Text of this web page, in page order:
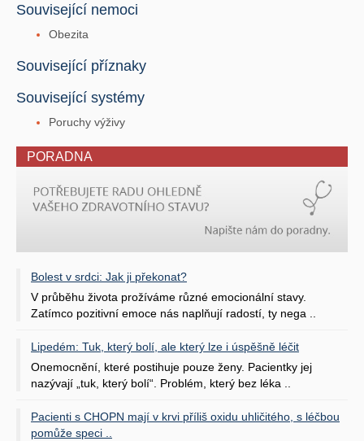
Související nemoci
Obezita
Související příznaky
Související systémy
Poruchy výživy
PORADNA
Bolest v srdci: Jak ji překonat?
V průběhu života prožíváme různé emocionální stavy.
Zatímco pozitivní emoce nás naplňují radostí, ty nega ..
Lipedém: Tuk, který bolí, ale který lze i úspěšně léčit
Onemocnění, které postihuje pouze ženy. Pacientky jej
nazývají „tuk, který bolí“. Problém, který bez léka ..
Pacienti s CHOPN mají v krvi příliš oxidu uhličitého, s léčbou
pomůže speci ..